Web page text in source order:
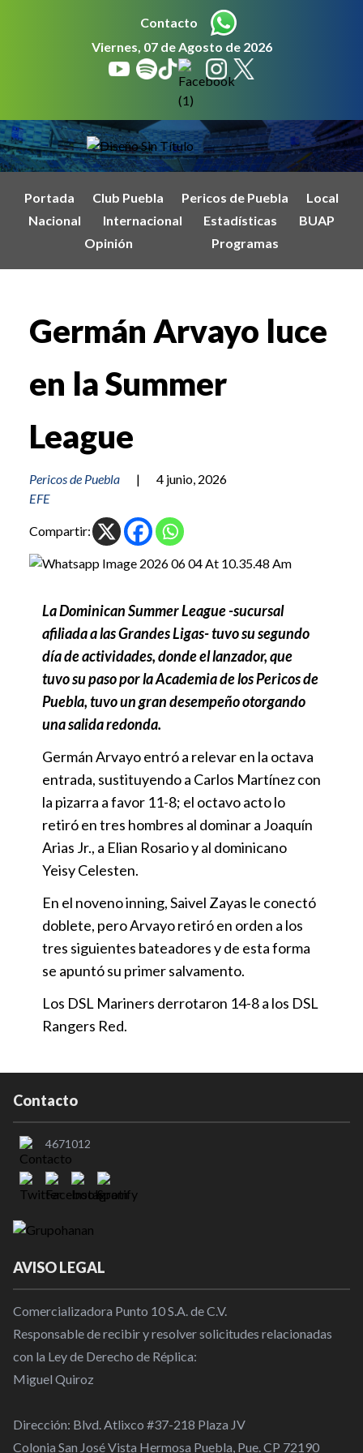
Contacto
Viernes, 07 de Agosto de 2026
Portada Club Puebla Pericos de Puebla
Local
Nacional
Internacional Estadísticas
BUAP
Opinión
Programas
Germán Arvayo luce
en la Summer
League
Pericos de Puebla |
4 junio, 2026
EFE
Compartir:
La Dominican Summer League -sucursal
afiliada a las Grandes Ligas- tuvo su segundo
día de actividades, donde el lanzador, que
tuvo su paso por la Academia de los Pericos de
Puebla, tuvo un gran desempeño otorgando
una salida redonda.
Germán Arvayo entró a relevar en la octava
entrada, sustituyendo a Carlos Martínez con
la pizarra a favor 11-8; el octavo acto lo
retiró en tres hombres al dominar a Joaquín
Arias Jr., a Elian Rosario y al dominicano
Yeisy Celesten.
En el noveno inning, Saivel Zayas le conectó
doblete, pero Arvayo retiró en orden a los
tres siguientes bateadores y de esta forma
se apuntó su primer salvamento.
Los DSL Mariners derrotaron 14-8 a los DSL
Rangers Red.
Contacto
4671012
AVISO LEGAL
Comercializadora Punto 10 S.A. de C.V.
Responsable de recibir y resolver solicitudes relacionadas
con la Ley de Derecho de Réplica:
Miguel Quiroz
Dirección: Blvd. Atlixco #37-218 Plaza JV
Colonia San José Vista Hermosa Puebla, Pue. CP 72190